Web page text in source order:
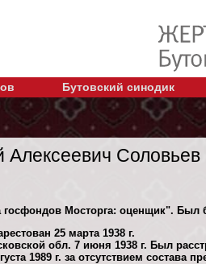
Бутовский синодик
Алексеевич Соловьев
госфондов Мосторга: оценщик". Был
25 марта 1938 г.
обл. 7 июня 1938 г. Был
1989 г. за отсутствием состава